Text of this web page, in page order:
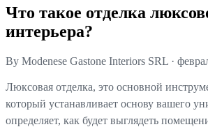
Что такое отделка
интерьера?
By Modenese Gastone Interiors SRL ·
Люксовая отделка, это основной
который устанавливает основу вашего
определяет, как будет выглядеть